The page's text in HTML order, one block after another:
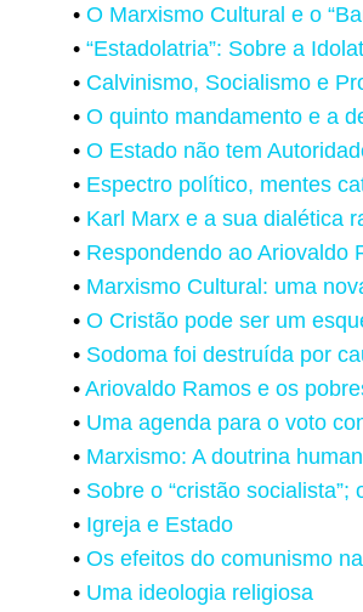
• O Marxismo Cultural e o
• “Estadolatria”: Sobre a
• Calvinismo, Socialismo e
• O quinto mandamento e a
• O Estado não tem
• Espectro político, mentes
• Karl Marx e a sua dialética
• Respondendo ao Ariovaldo
• Marxismo Cultural: uma
• O Cristão pode ser um
• Sodoma foi destruída por
• Ariovaldo Ramos e os
• Uma agenda para o voto
• Marxismo: A doutrina
• Sobre o “cristão
• Igreja e Estado
• Os efeitos do comunismo
• Uma ideologia religiosa